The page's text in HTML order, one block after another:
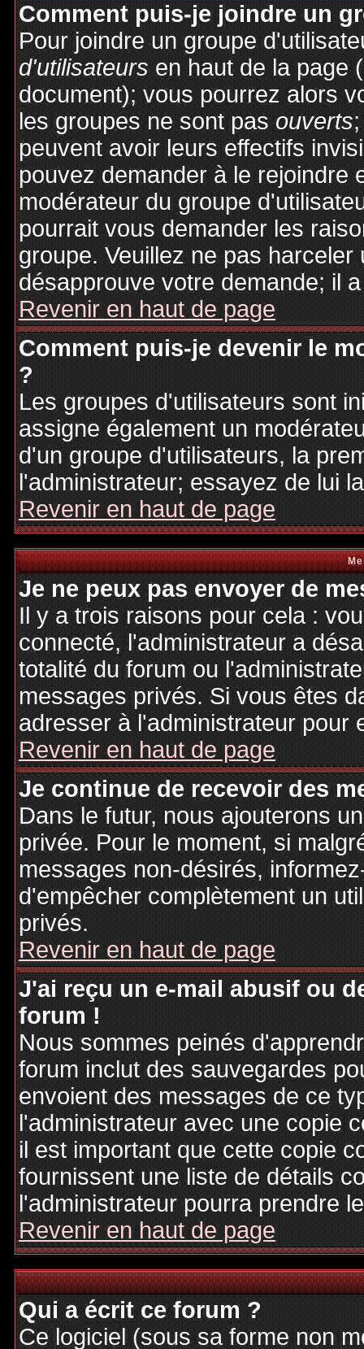
Comment puis-je joindre un
Pour joindre un groupe
d'utilisateursen haut de la page
document); vous pourrez alors
les groupes ne sont pasouverts
peuvent avoir leurs effectifs
pouvez demander à le rejoindre
modérateur du groupe
pourrait vous demander les
groupe. Veuillez ne pas
désapprouve votre demande; il
Revenir en haut de page
Comment puis-je devenir le
?
Les groupes d'utilisateurs sont
assigne également un
d'un groupe d'utilisateurs, la
l'administrateur; essayez de lui
Revenir en haut de page
Je ne peux pas envoyer de
Il y a trois raisons pour cela :
connecté, l'administrateur a
totalité du forum ou
messages privés. Si vous êtes
adresser à l'administrateur pour
Revenir en haut de page
Je continue de recevoir des
Dans le futur, nous ajouterons
privée. Pour le moment, si
messages non-désirés,
d'empêcher complètement un
privés.
Revenir en haut de page
J'ai reçu un e-mail abusif ou
forum !
Nous sommes peinés
forum inclut des sauvegardes
envoient des messages de ce
l'administrateur avec une copie
il est important que cette copie
fournissent une liste de détails
l'administrateur pourra prendre
Revenir en haut de page
Qui a écrit ce forum ?
Ce logiciel (sous sa forme non